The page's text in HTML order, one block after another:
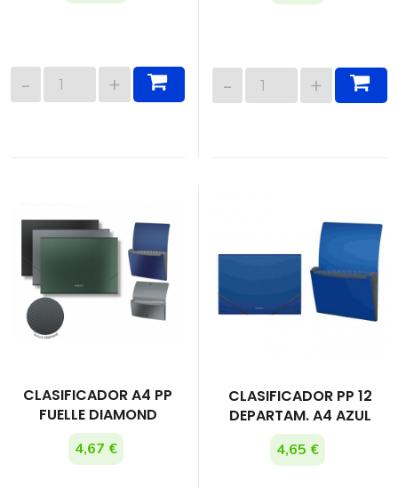
CLASIFICADOR A4 PP
FUELLE DIAMOND
4,67 €
CLASIFICADOR PP 12
DEPARTAM. A4 AZUL
4,65 €